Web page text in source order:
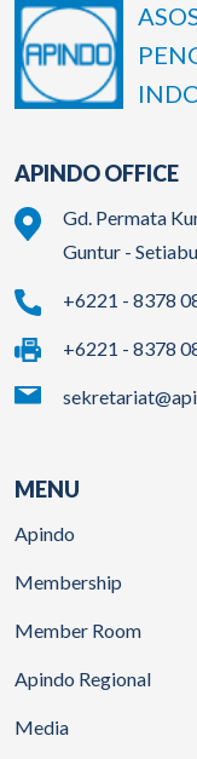
APINDO OFFICE
Gd. Permata
Guntur -
+6221 - 8378
+6221 - 8378
MENU
Apindo
Membership
Member Room
Apindo Regional
Media